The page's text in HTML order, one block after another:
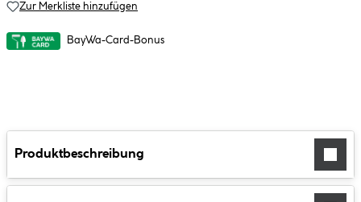
Zur Merkliste hinzufügen
BayWa-Card-Bonus
Produktbeschreibung